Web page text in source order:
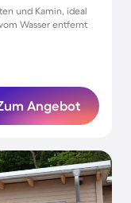
und Kamin, ideal
Wasser entfernt
Angebot